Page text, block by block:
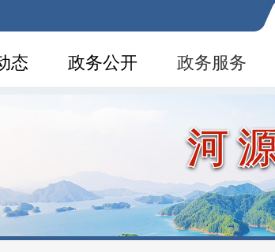
态 政务公开 政务服务
河